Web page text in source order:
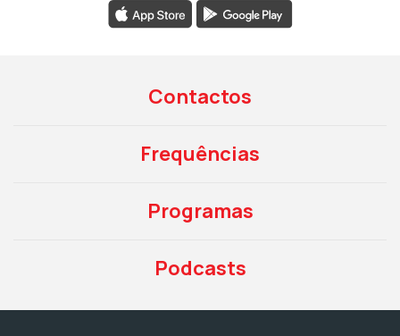
Contactos
Frequências
Programas
Podcasts